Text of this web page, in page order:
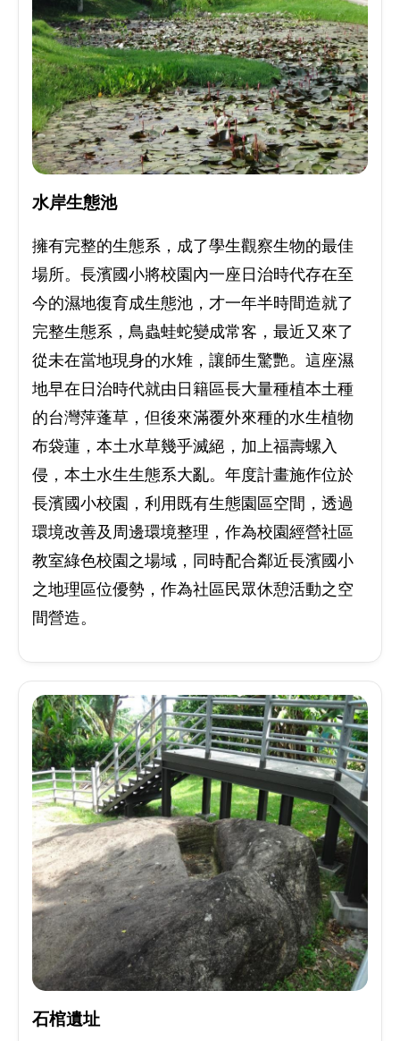
水岸生態池
擁有完整的生態系，成了學生觀察生物的最佳
場所。長濱國小將校園內一座日治時代存在至
今的濕地復育成生態池，才一年半時間造就了
完整生態系，鳥蟲蛙蛇變成常客，最近又來了
從未在當地現身的水雉，讓師生驚艷。這座濕
地早在日治時代就由日籍區長大量種植本土種
的台灣萍蓬草，但後來滿覆外來種的水生植物
布袋蓮，本土水草幾乎滅絕，加上福壽螺入
侵，本土水生生態系大亂。年度計畫施作位於
長濱國小校園，利用既有生態園區空間，透過
環境改善及周邊環境整理，作為校園經營社區
教室綠色校園之場域，同時配合鄰近長濱國小
之地理區位優勢，作為社區民眾休憩活動之空
間營造。
石棺遺址